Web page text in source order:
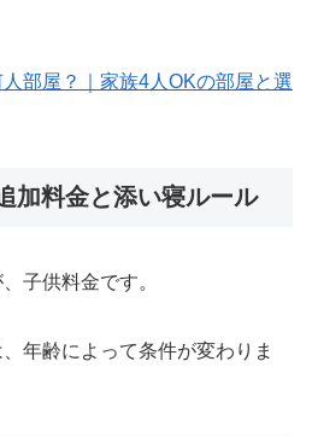
部屋？｜家族4人OKの部屋と選
加料金と添い寝ルール
子供料金です。
年齢によって条件が変わりま